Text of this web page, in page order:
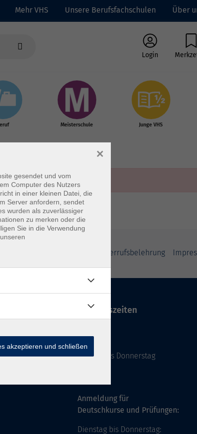
Mehr VHS Unsere Berufsfachschulen Über
Login
Meisterschule Junge VHS
Widerrufsbelehrung
Öffnungszeiten
VHS
Montag bis Donnerstag
Anmeldung für
Deutschkurse und Prüfungen:
Dienstag bis Donnerstag:
gesendet und vom
Computer des Nutzers
in einer kleinen Datei, die
Server anfordern, sendet
wurden als zuverlässiger
zu merken oder die
Sie in die Verwendung
×
akzeptieren und schließen